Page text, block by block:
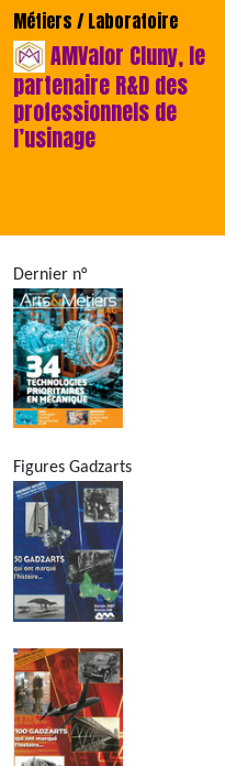
Métiers / Laboratoire
AMValor Cluny, le
partenaire R&D des
professionnels de
l’usinage
Dernier n°
Figures Gadzarts